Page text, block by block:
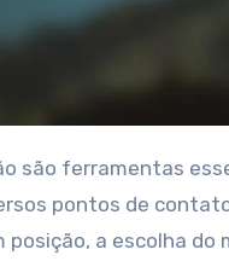
pontos de
posição, a escolha